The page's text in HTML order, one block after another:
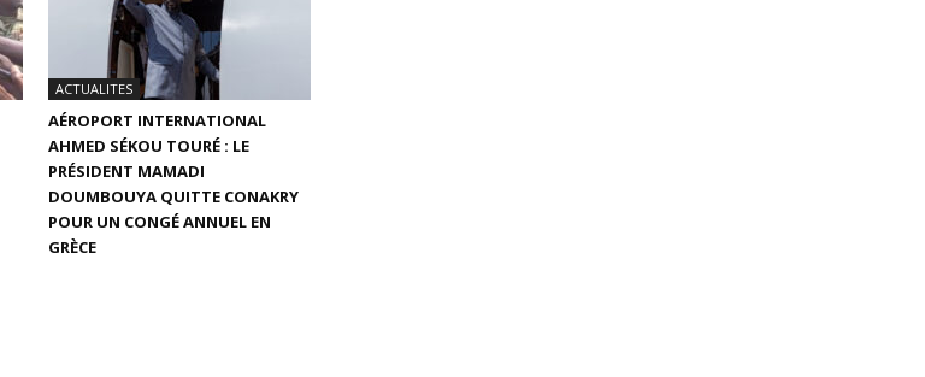
ACTUALITES
AÉROPORT INTERNATIONAL
AHMED SÉKOU TOURÉ : LE
PRÉSIDENT MAMADI
DOUMBOUYA QUITTE CONAKRY
POUR UN CONGÉ ANNUEL EN
GRÈCE